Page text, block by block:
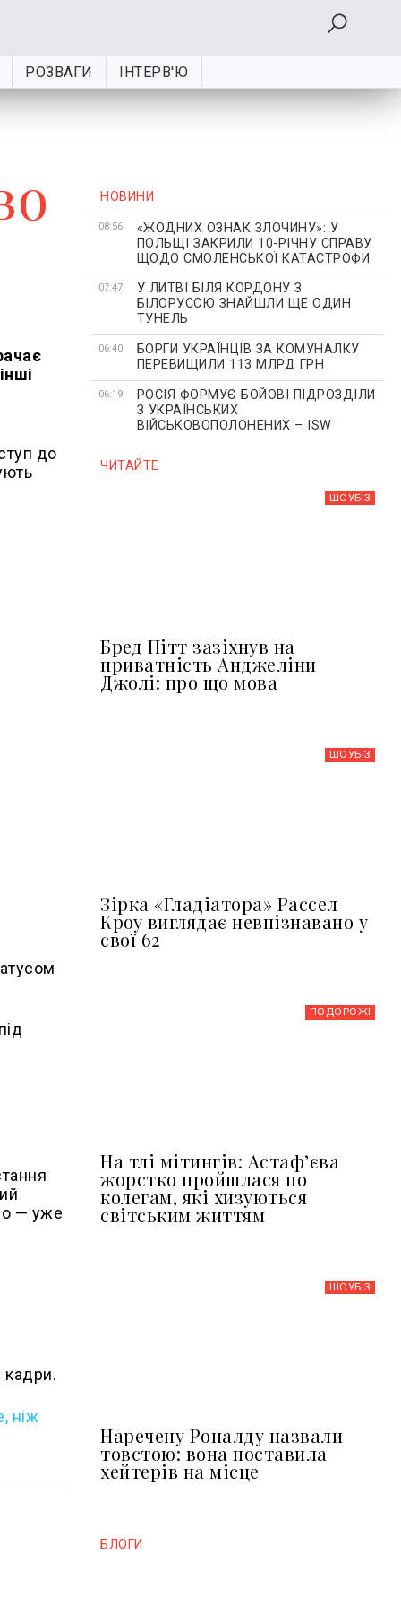
РОЗВАГИ ІНТЕРВ'Ю
до
— уже
кадри.
ніж
НОВИНИ
08:56
«ЖОДНИХ ОЗНАК ЗЛОЧИНУ»: У
ПОЛЬЩІ ЗАКРИЛИ 10-РІЧНУ СПРАВУ
ЩОДО СМОЛЕНСЬКОЇ КАТАСТРОФИ
07:47
У ЛИТВІ БІЛЯ КОРДОНУ З
БІЛОРУССЮ ЗНАЙШЛИ ЩЕ ОДИН
ТУНЕЛЬ
06:40
БОРГИ УКРАЇНЦІВ ЗА КОМУНАЛКУ
ПЕРЕВИЩИЛИ 113 МЛРД ГРН
06:19
РОСІЯ ФОРМУЄ БОЙОВІ ПІДРОЗДІЛИ
З УКРАЇНСЬКИХ
ВІЙСЬКОВОПОЛОНЕНИХ – ISW
ЧИТАЙТЕ
ШОУБIЗ
Бред Пітт зазіхнув на
приватність Анджеліни
Джолі: про що мова
ШОУБIЗ
Зірка «Гладіатора» Рассел
Кроу виглядає невпізнавано у
свої 62
ПОДОРОЖІ
На тлі мітингів: Астафʼєва
жорстко пройшлася по
колегам, які хизуються
світським життям
ШОУБIЗ
Наречену Роналду назвали
товстою: вона поставила
хейтерів на місце
БЛОГИ